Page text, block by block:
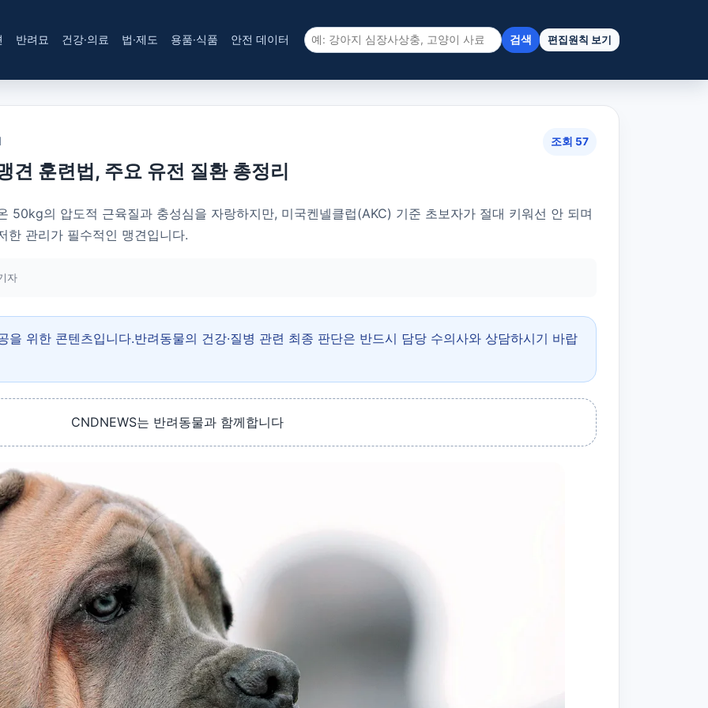
반려묘 건강·의료 법·제도 용품·식품 안전 데이터 검색 편집원칙 보기
조회 57
견 훈련법, 주요 유전 질환 총정리
50kg의 압도적 근육질과 충성심을 자랑하지만, 미국켄넬클럽(AKC) 기준 초보자가 절대 키워선 안 되며
한 관리가 필수적인 맹견입니다.
자
위한 콘텐츠입니다.반려동물의 건강·질병 관련 최종 판단은 반드시 담당 수의사와 상담하시기 바랍
CNDNEWS는 반려동물과 함께합니다